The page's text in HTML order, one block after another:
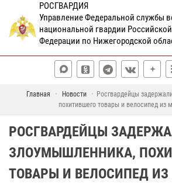
РОСГВАРДИЯ
Управление Федеральной службы
национальной гвардии Российской
Федерации по Нижегородской
Главная Новости
Росгвардейцы
похитившего товары и велосипед из
РОСГВАРДЕЙЦЫ
ЗЛОУМЫШЛЕННИКА,
ТОВАРЫ И ВЕЛОСИПЕД